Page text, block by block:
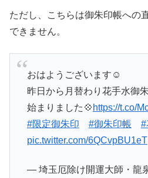
ただし、こちらは御朱印帳への
できません。
おはようございます☺️
昨日から月替わり花手水御
始まりました💠 https://t.co/
#限定御朱印
#御朱印帳
#
pic.twitter.com/6QCvpBU1eT
— 埼玉厄除け開運大師・龍